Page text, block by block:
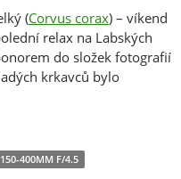
(Corvus corax) – víkend
relax na Labských
do složek fotografií
krkavců bylo
400MM F/4.5